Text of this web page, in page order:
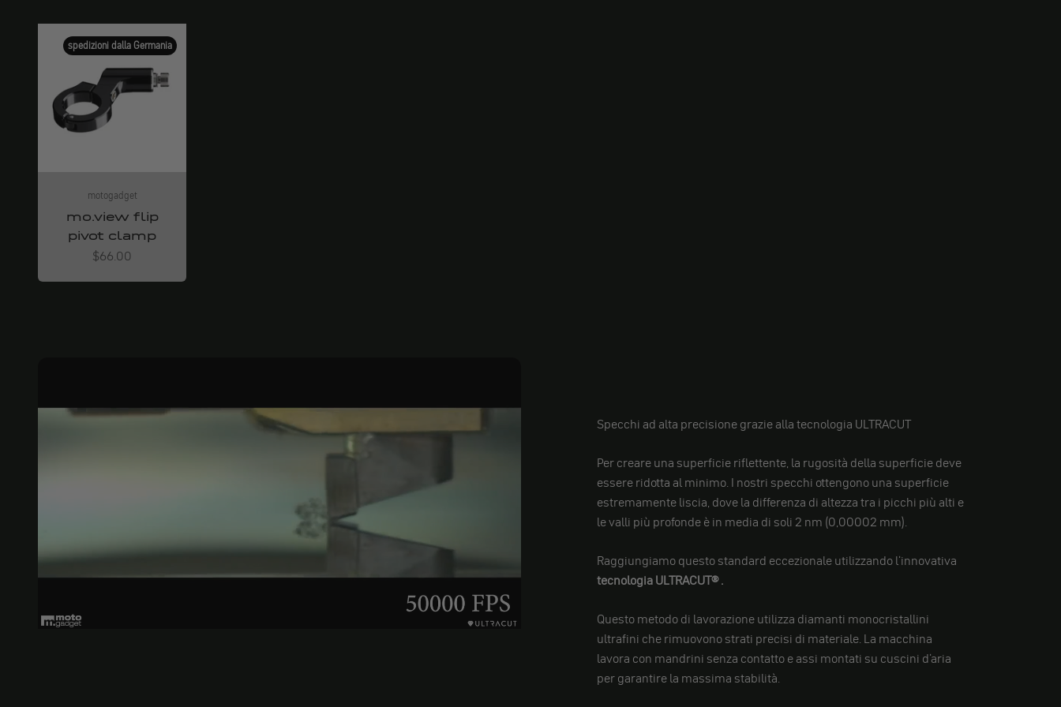
spedizioni dalla Germania
motogadget
mo.view flip
pivot clamp
Angebot
$66.00
Specchi ad alta precisione grazie alla tecnologia ULTRACUT
Per creare una superficie riflettente, la rugosità della superficie deve
essere ridotta al minimo. I nostri specchi ottengono una superficie
estremamente liscia, dove la differenza di altezza tra i picchi più alti e
le valli più profonde è in media di soli 2 nm (0,00002 mm).
Raggiungiamo questo standard eccezionale utilizzando l'innovativa
tecnologiaULTRACUT®.
Questo metodo di lavorazione utilizza diamanti monocristallini
ultrafini che rimuovono strati precisi di materiale. La macchina
lavora con mandrini senza contatto e assi montati su cuscini d'aria
per garantire la massima stabilità.